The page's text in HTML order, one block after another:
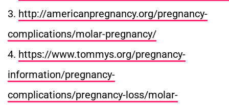
3. http://americanpregnancy.org/pregnancy-
complications/molar-pregnancy/
4. https://www.tommys.org/pregnancy-
information/pregnancy-
complications/pregnancy-loss/molar-